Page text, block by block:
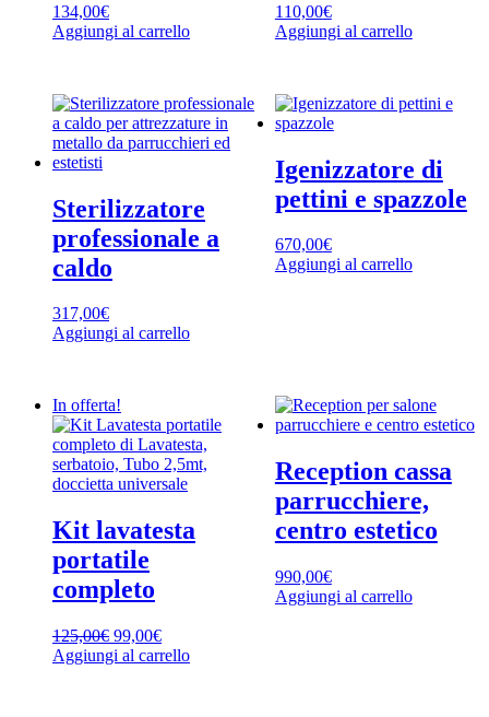
134,00€
Aggiungi al carrello
110,00€
Aggiungi al carrello
Sterilizzatore
professionale a
caldo
317,00€
Aggiungi al carrello
Igenizzatore di
pettini e spazzole
670,00€
Aggiungi al carrello
In offerta!
Kit lavatesta
portatile
completo
125,00€ Il
prezzo
99,00€Il
prezzo
Aggiungi al carrello
Reception cassa
parrucchiere,
centro estetico
990,00€
Aggiungi al carrello